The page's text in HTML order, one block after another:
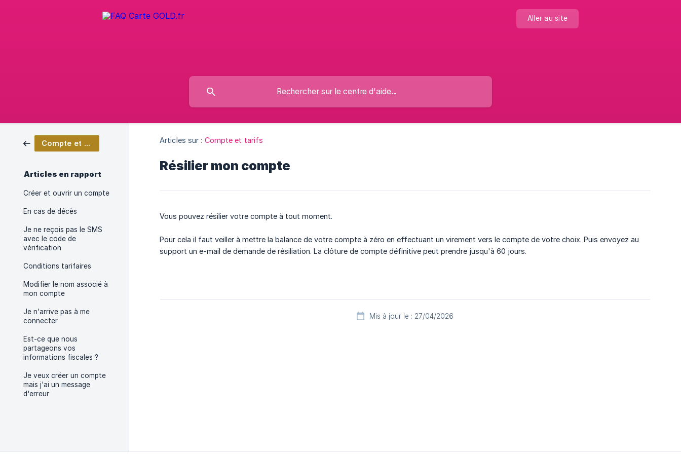
Aller au site
Compte et tarifs
Articles en rapport
Créer et ouvrir un compte
En cas de décès
Je ne reçois pas le SMS
avec le code de
vérification
Conditions tarifaires
Modifier le nom associé à
mon compte
Je n'arrive pas à me
connecter
Est-ce que nous
partageons vos
informations fiscales ?
Je veux créer un compte
mais j'ai un message
d'erreur
Articles sur : Compte et tarifs
Résilier mon compte
Vous pouvez résilier votre compte à tout moment.
Pour cela il faut veiller à mettre la balance de votre compte à zéro en effectuant un virement vers le compte de votre choix. Puis envoyez au
support un e-mail de demande de résiliation. La clôture de compte définitive peut prendre jusqu'à 60 jours.
Mis à jour le : 27/04/2026